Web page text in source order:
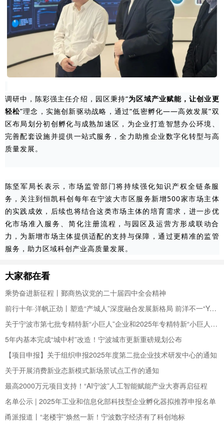
调研中，陈彩强主任介绍，园区秉持“为区域产业赋能，让创业更
轻松”理念，实施创新驱动战略，通过“低密孵化——高效发展”双
区布局划分初创孵化与成熟加速区，为企业打造智慧办公环境、
完善配套设施并提供一站式服务，全力助推企业数字化转型与高
质量发展。
陈坚军局长表示，市场监管部门将持续强化知识产权全链条服
务，关注到恒凯科创每年在宁波大市区服务新增500家市场主体
的实践成效，后续也将结合这类市场主体的培育需求，进一步优
化市场准入服务、简化注册流程，与园区及运营方形成联动合
力，为新增市场主体提供适配的支持与保障，通过更精准的监管
服务，助力区域科创产业高质量发展。
大家都在看
乘势奋进新征程丨鄞商热议党的二十届四中全会精神
前行十年·洋帆正劲丨塑造“产城人”深度融合发展新格局 前洋不一“YOUNG”
关于宁波市第七批专精特新“小巨人”企业和2025年专精特新“小巨人”复核通过企业名单的公示
5年内基本完成“城中村”改造！宁波城市更新重磅规划公布
【项目申报】关于组织申报2025年度第二批企业技术研发中心的通知
关于开展消费新业态新模式新场景试点工作的通知
最高2000万元项目支持！“AI宁波”人工智能赋能产业大赛再启征程
名单公示 | 2025年工业和信息化部科技型企业孵化器拟推荐申报名单
甬派报道丨“老楼宇”焕然一新！宁波数字经济有了科创地标